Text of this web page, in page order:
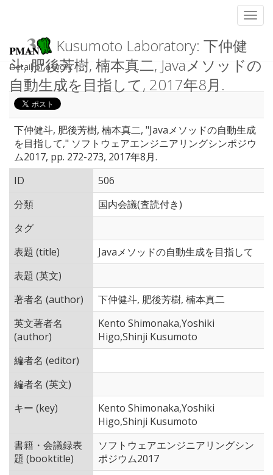
Kusumoto Laboratory: 下仲健
斗, 肥後芳樹, 楠本真二, Javaメソッドの
自動生成を目指して, 2017年8月.
Detail of a work
下仲健斗, 肥後芳樹, 楠本真二, "Javaメソッドの自動生成
を目指して," ソフトウェアエンジニアリングシンポジウ
ム2017, pp. 272-273, 2017年8月.
ID
506
分類
国内会議(査読付き)
タグ
表題 (title)
Javaメソッドの自動生成を目指して
表題 (英文)
著者名 (author)
下仲健斗, 肥後芳樹, 楠本真二
英文著者名
(author)
Kento Shimonaka,Yoshiki
Higo,Shinji Kusumoto
編者名 (editor)
編者名 (英文)
キー (key)
Kento Shimonaka,Yoshiki
Higo,Shinji Kusumoto
書籍・会議録表
題 (booktitle)
ソフトウェアエンジニアリングシン
ポジウム2017